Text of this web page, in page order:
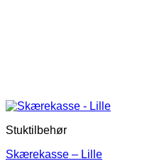
Stuktilbehør
Skærekasse – Lille